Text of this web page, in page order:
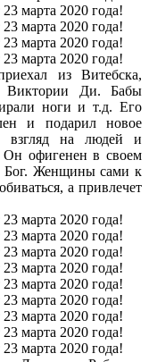
из Витебска,
Виктории Ди. Бабы
ноги и т.д. Его
и подарил новое
взгляд на людей и
Он офигенен в своем
Бог. Женщины сами к
а привлечет